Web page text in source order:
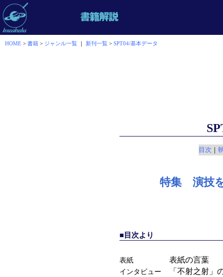
HOME > 書籍 > ジャンル一覧 ｜ 新刊一覧 > SPT04/基本データ
目次 ｜
特集 演技
■目次より
表紙 表紙の言
インタビュー
「不射之射